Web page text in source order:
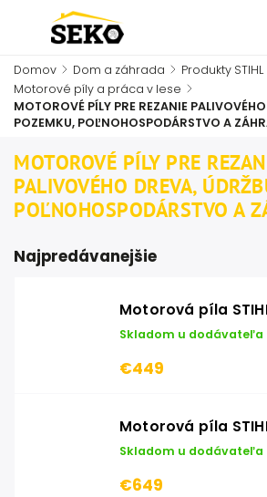
Domov / Dom a záhrada / Produkty STIHL
Motorové píly a práca v lese /
MOTOROVÉ PÍLY PRE REZANIE
POZEMKU, POĽNOHOSPODÁRSTVO A
MOTOROVÉ PÍLY PRE
PALIVOVÉHO DREVA,
POĽNOHOSPODÁRSTVO A
Najpredávanejšie
Motorová píla
Skladom u dodávateľa
€449
Motorová píla
Skladom u dodávateľa
€649